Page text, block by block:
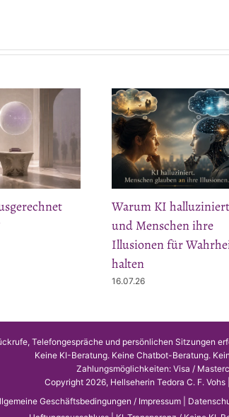
Warum KI halluziniert
und Menschen ihre
Illusionen für
halten
16.07.26
Telefongespräche und persönlichen Sitzungen
Keine KI-Beratung. Keine Chatbot-Beratung.
Zahlungsmöglichkeiten: Visa /
Copyright 2026, Hellseherin Tedora C. F. Vohs
Geschäftsbedingungen / Impressum|